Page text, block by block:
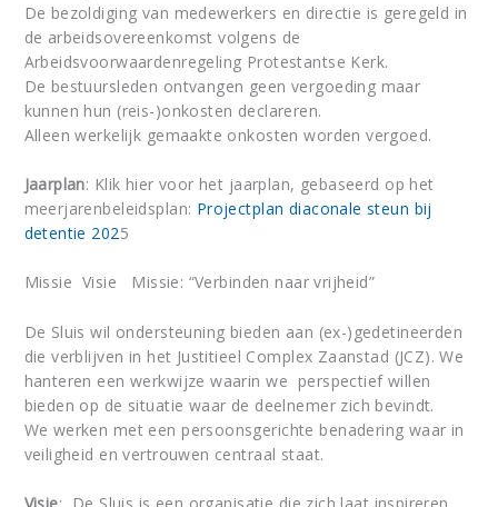
De bezoldiging van medewerkers en directie is geregeld in
de arbeidsovereenkomst volgens de
Arbeidsvoorwaardenregeling Protestantse Kerk.
De bestuursleden ontvangen geen vergoeding maar
kunnen hun (reis-)onkosten declareren.
Alleen werkelijk gemaakte onkosten worden vergoed.
Jaarplan: Klik hier voor het jaarplan, gebaseerd op het
meerjarenbeleidsplan: Projectplan diaconale steun bij
detentie 2025
Missie Visie Missie: “Verbinden naar vrijheid”
De Sluis wil ondersteuning bieden aan (ex-)gedetineerden
die verblijven in het Justitieel Complex Zaanstad (JCZ). We
hanteren een werkwijze waarin we perspectief willen
bieden op de situatie waar de deelnemer zich bevindt.
We werken met een persoonsgerichte benadering waar in
veiligheid en vertrouwen centraal staat.